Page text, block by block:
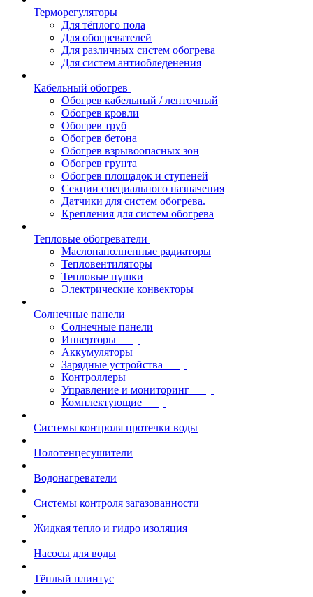
Терморегуляторы
Для тёплого пола
Для обогревателей
Для различных систем обогрева
Для систем антиобледенения
Кабельный обогрев
Обогрев кабельный / ленточный
Обогрев кровли
Обогрев труб
Обогрев бетона
Обогрев взрывоопасных зон
Обогрев грунта
Обогрев площадок и ступеней
Секции специального назначения
Датчики для систем обогрева.
Крепления для систем обогрева
Тепловые обогреватели
Маслонаполненные радиаторы
Тепловентиляторы
Тепловые пушки
Электрические конвекторы
Солнечные панели
Солнечные панели
Инверторы
Аккумуляторы
Зарядные устройства
Контроллеры
Управление и мониторинг
Комплектующие
Системы контроля протечки воды
Полотенцесушители
Водонагреватели
Системы контроля загазованности
Жидкая тепло и гидро изоляция
Насосы для воды
Тёплый плинтус